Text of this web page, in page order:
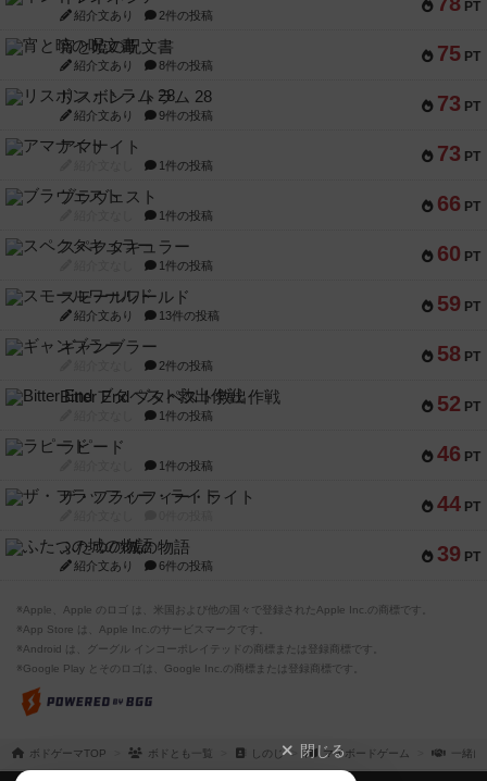
PT
紹介文あり 2件の投稿
75 PT
宵と暁の呪文書
紹介文あり 8件の投稿
73 PT
リスボン・トラム 28
紹介文あり 9件の投稿
73 PT
アマナイト
1件の投稿
66 PT
ブラヴェスト
1件の投稿
60 PT
スペクタキュラー
1件の投稿
59 PT
スモールワールド
紹介文あり 13件の投稿
58 PT
ギャンブラー
2件の投稿
52 PT
Bitter End ブタペスト救出作戦
1件の投稿
46 PT
ラピード
1件の投稿
44 PT
ザ・フラッフィー・ライト
39 PT
ふたつの城の物語
紹介文あり 6件の投稿
※Apple、Apple のロゴ は、米国および他の国々で登録されたApple Inc.の商標です。
※App Store は、Apple Inc.のサービスマークです。
※Android は、グーグル インコーポレイテッドの商標または登録商標です。
※Google Play とそのロゴは、Google Inc.の商標または登録商標です。
ボドゲーマTOP ボドとも一覧 しのじ マイボードゲーム 一緒に
閉じる